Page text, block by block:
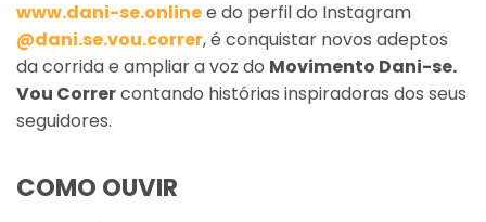
www.dani-se.onlinee do perfil do Instagram
@dani.se.vou.correr, é conquistar novos adeptos
da corrida e ampliar a voz do Movimento Dani-se.
Vou Corrercontando histórias inspiradoras dos seus
seguidores.
COMO OUVIR